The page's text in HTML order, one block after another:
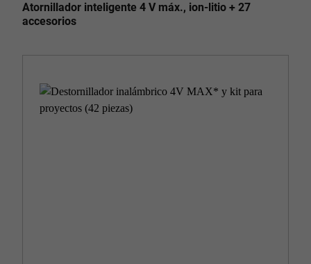
Atornillador inteligente 4 V máx., ion-litio + 27
accesorios